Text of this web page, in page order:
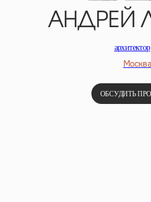
АНДРЕЙ
архитектор
Москва
ОБСУДИТЬ